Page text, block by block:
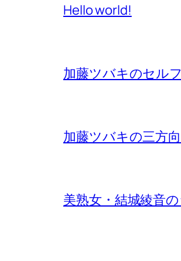
Hello world!
加藤ツバキのセル
加藤ツバキの三方
美熟女・結城綾音